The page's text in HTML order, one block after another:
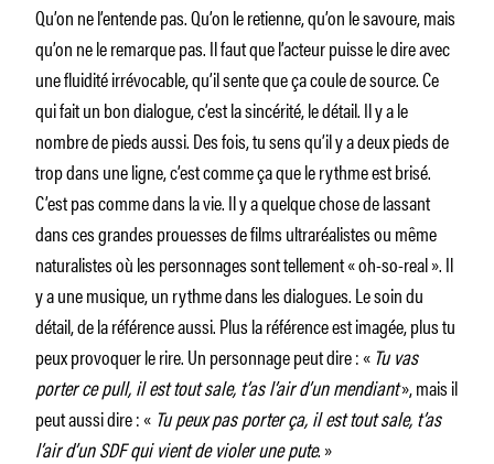
Qu’on ne l’entende pas. Qu’on le retienne, qu’on le savoure, mais
qu’on ne le remarque pas. Il faut que l’acteur puisse le dire avec
une fluidité irrévocable, qu’il sente que ça coule de source. Ce
qui fait un bon dialogue, c’est la sincérité, le détail. Il y a le
nombre de pieds aussi. Des fois, tu sens qu’il y a deux pieds de
trop dans une ligne, c’est comme ça que le rythme est brisé.
C’est pas comme dans la vie. Il y a quelque chose de lassant
dans ces grandes prouesses de films ultraréalistes ou même
naturalistes où les personnages sont tellement « oh-so-real ». Il
y a une musique, un rythme dans les dialogues. Le soin du
détail, de la référence aussi. Plus la référence est imagée, plus tu
peux provoquer le rire. Un personnage peut dire : « Tu vas
porter ce pull, il est tout sale, t’as l’air d’un mendiant», mais il
peut aussi dire : « Tu peux pas porter ça, il est tout sale, t’as
l’air d’un SDF qui vient de violer une pute. »